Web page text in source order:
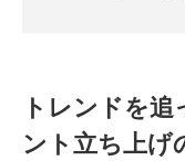
トレンドを
ント立ち上げ